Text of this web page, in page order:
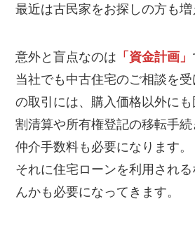
最近は古民家をお探しの方も増
意外と盲点なのは 「資金計画」
当社でも中古住宅のご相談を
の取引には、購入価格以外に
割清算や所有権登記の移転手
仲介手数料も必要になります。
それに住宅ローンを利用され
んかも必要になってきます。